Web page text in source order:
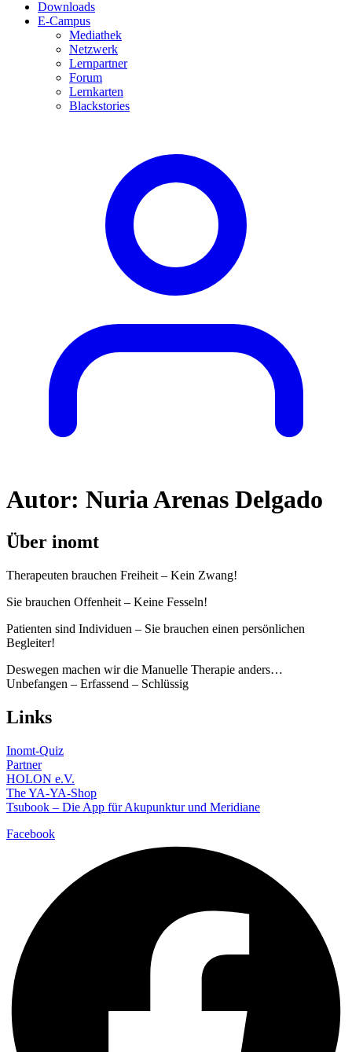
Downloads
E-Campus
Mediathek
Netzwerk
Lernpartner
Forum
Lernkarten
Blackstories
Autor: Nuria Arenas Delgado
Über inomt
Therapeuten brauchen Freiheit – Kein Zwang!
Sie brauchen Offenheit – Keine Fesseln!
Patienten sind Individuen – Sie brauchen einen persönlichen
Begleiter!
Deswegen machen wir die Manuelle Therapie anders…
Unbefangen – Erfassend – Schlüssig
Links
Inomt-Quiz
Partner
HOLON e.V.
The YA-YA-Shop
Tsubook – Die App für Akupunktur und Meridiane
Facebook